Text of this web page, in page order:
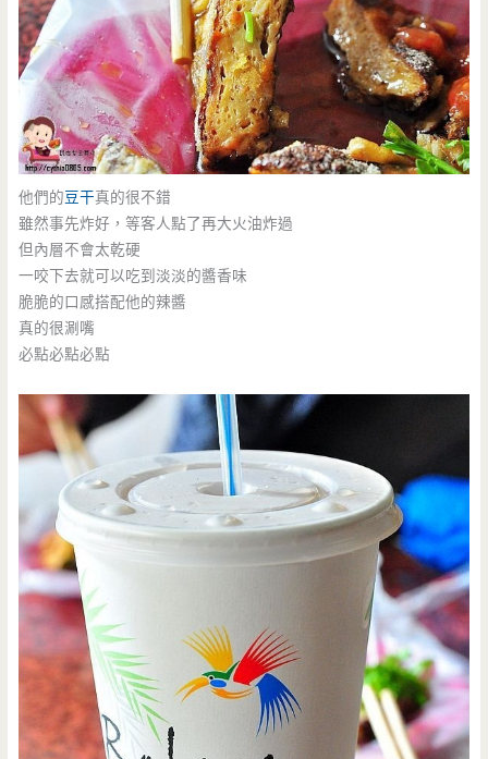
他們的豆干真的很不錯
雖然事先炸好，等客人點了再大火油炸過
但內層不會太乾硬
一咬下去就可以吃到淡淡的醬香味
脆脆的口感搭配他的辣醬
真的很涮嘴
必點必點必點